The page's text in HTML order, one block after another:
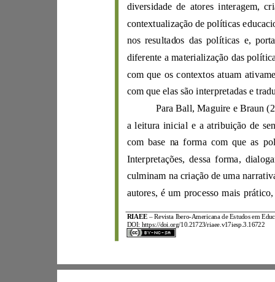
RIAEE –R evista Ibero-A mericana de Estudos em Ed
DOI: https://d oi.org/10.21723/riaee.v17iesp.3.16722
diversida
contextualização de
nos re sultados das políti cas e,
c
om que os contextos atuam ativ
com que e las
sã
Para
Ball, Maguire e Braun (
a leitura inicial e a atri
c om b
culminam na criação de uma narra